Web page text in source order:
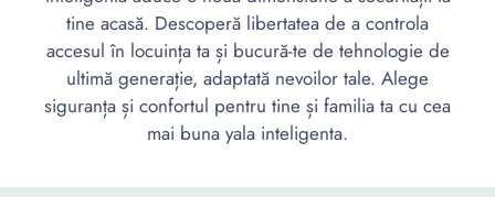
tine acasă. Descoperă libertatea de a controla
accesul în locuința ta și bucură-te de tehnologie de
ultimă generație, adaptată nevoilor tale. Alege
siguranța și confortul pentru tine și familia ta cu cea
mai buna yala inteligenta.